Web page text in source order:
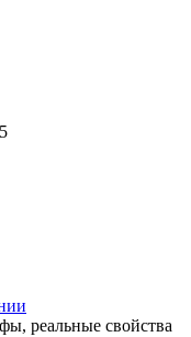
реальные свойства